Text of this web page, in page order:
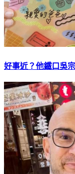
好事近？他鐵口吳